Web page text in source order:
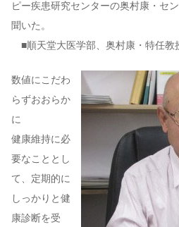
ピー疾患研究センターの奥村康・セ
聞いた。
■順天堂大医学部、奥村康・特任教
数値にこだわ
らずおおらか
に
健康維持に必
要なこととし
て、定期的に
しっかりと健
康診断を受